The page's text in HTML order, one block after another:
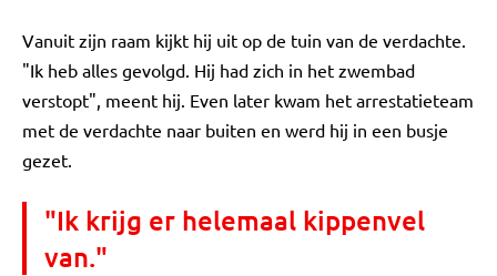
Vanuit zijn raam kijkt hij uit op de tuin van de verdachte.
"Ik heb alles gevolgd. Hij had zich in het zwembad
verstopt", meent hij. Even later kwam het arrestatieteam
met de verdachte naar buiten en werd hij in een busje
gezet.
"Ik krijg er helemaal kippenvel
van."